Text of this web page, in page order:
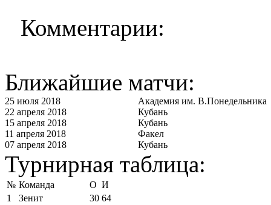
Комментарии:
Ближайшие матчи:
25 июля 2018
Академия им. В.Понедельника
22 апреля 2018
Кубань
15 апреля 2018
Кубань
11 апреля 2018
Факел
07 апреля 2018
Кубань
Турнирная таблица:
№ Команда О И
1
Зенит 30 64